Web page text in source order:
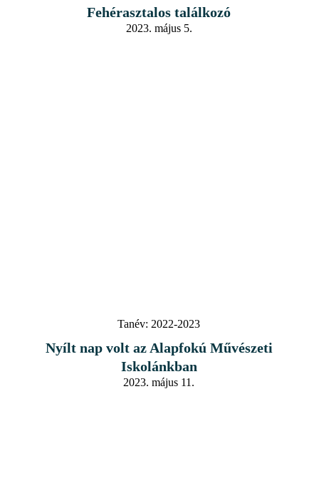
Fehérasztalos találkozó
2023. május 5.
Tanév: 2022-2023
Nyílt nap volt az Alapfokú Művészeti
Iskolánkban
2023. május 11.